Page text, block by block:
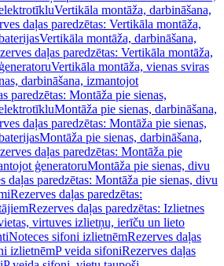
Vertikāla montāža, darbināšana,
daļas paredzētas: Vertikāla montāža,
Vertikāla montāža, darbināšana,
daļas paredzētas: Vertikāla montāža,
Vertikāla montāža, vienas sviras
darbināšana, izmantojot
paredzētas: Montāža pie sienas,
Montāža pie sienas, darbināšana,
daļas paredzētas: Montāža pie sienas,
Montāža pie sienas, darbināšana,
daļas paredzētas: Montāža pie
ģeneratoruMontāža pie sienas, divu
daļas paredzētas: Montāža pie sienas, divu
Rezerves daļas paredzētas:
Rezerves daļas paredzētas: Izlietnes
virtuves izlietņu, ierīču un lieto
Noteces sifoni izlietnēmRezerves daļas
izlietnēmP veida sifoniRezerves daļas